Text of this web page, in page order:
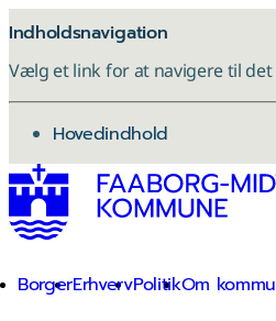
Indholdsnavigation
Vælg et link for at navigere til
gå til
Hovedindhold
BorgerErhvervPolitikOm